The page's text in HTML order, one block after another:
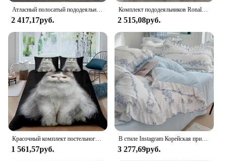
2 417,17руб.
Комплект пододеяльников Ronaldo Idol Football Star, пододеяльник с 3D принтом для подростков, детей, мальчиков и девочек, мягкое покрывало на кровать с застежкой-молнией
2 515,08руб.
1 561,57руб.
В стиле Instagram Корейская принцесса из промытого хлопка набор из четырех предметов новый кружевной комплект пододеяльника, простыня комплект из трех предметов на кровать
3 277,69руб.